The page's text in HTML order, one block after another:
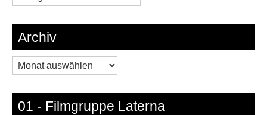
Archiv
Archiv
01 - Filmgruppe Laterna